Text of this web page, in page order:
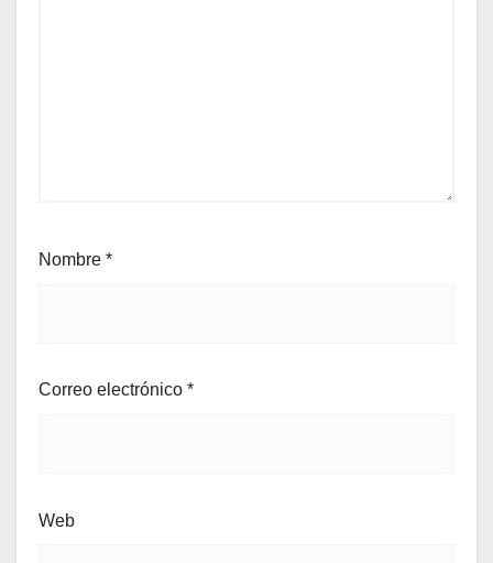
Nombre *
Correo electrónico *
Web